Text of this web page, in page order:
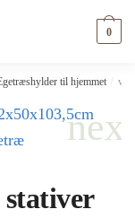
0
til hjemmet